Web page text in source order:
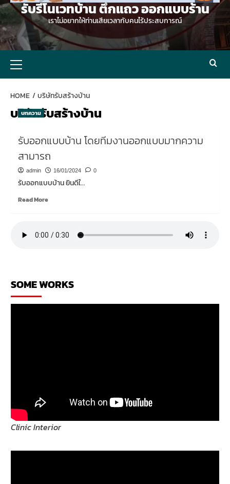
รับรีโนเวทบ้าน ตึกแถว ออกแบบร้าน
เราไม่อยากให้ท่านเสียเวลากับคนไร้ประสบการณ์
Menu
HOME บริษัทรับสร้างบ้าน
บริษัทรับสร้างบ้าน
บทความ
รับออกแบบบ้าน โดยทีมงานออกแบบมากความ
สามารถ
admin 16/01/2024 0
รับออกแบบบ้าน ยินดีใ...
Read MoreRead
ออกแบบ
ออกแบบ
ความ
SOME WORKS
Clinic Interior